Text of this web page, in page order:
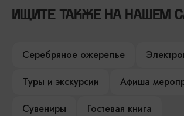
ИЩИТЕ ТАКЖЕ НА НАШЕМ
Серебряное ожерелье
Туры и экскурсии
Афиша
Сувениры
Гостевая книга